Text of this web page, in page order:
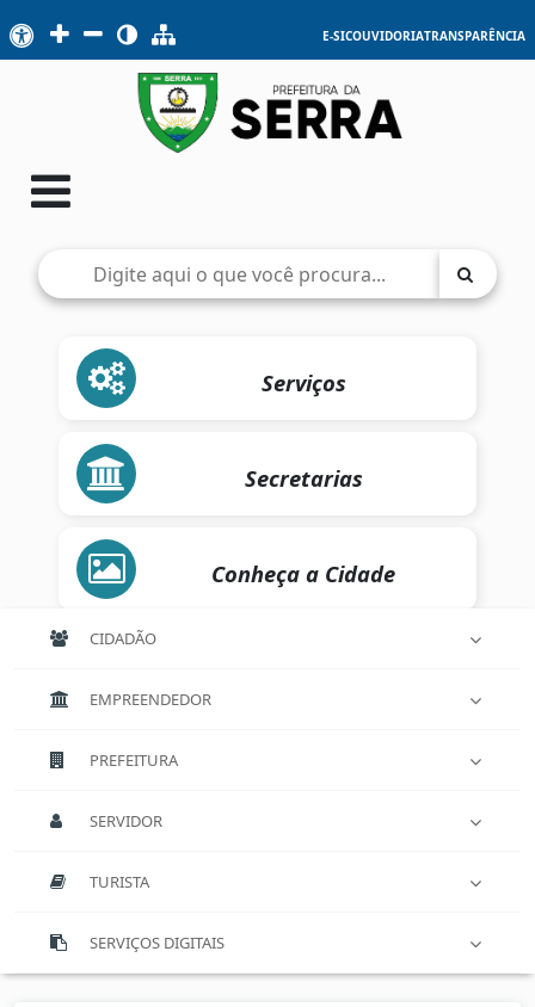
E-SICOUVIDORIATRANSPARÊNCIA
Serviços
Secretarias
Conheça a Cidade
CIDADÃO
EMPREENDEDOR
PREFEITURA
SERVIDOR
TURISTA
SERVIÇOS DIGITAIS